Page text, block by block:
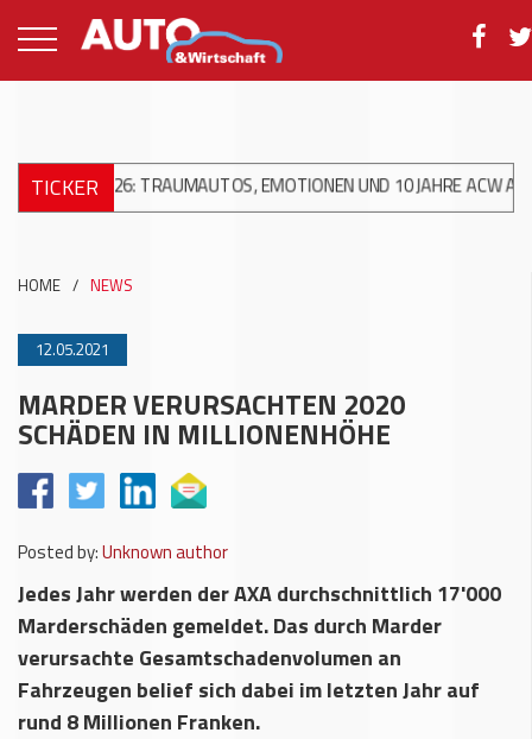
TICKER
2026: TRAUMAUTOS, EMOTIONEN UND 10 JAHRE ACW AG +++
HOME / NEWS
12.05.2021
MARDER VERURSACHTEN 2020
SCHÄDEN IN MILLIONENHÖHE
Posted by:Unknown author
Jedes Jahr werden der AXA durchschnittlich 17'000
Marderschäden gemeldet. Das durch Marder
verursachte Gesamtschadenvolumen an
Fahrzeugen belief sich dabei im letzten Jahr auf
rund 8 Millionen Franken.